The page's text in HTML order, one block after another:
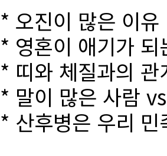
* 오진이 많은 이유
* 영혼이 애기가 되
* 띠와 체질과의 관
* 말이 많은 사람
* 산후병은 우리